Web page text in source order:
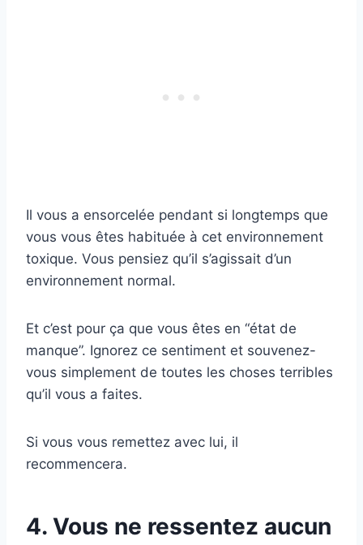
Il vous a ensorcelée pendant si longtemps que
vous vous êtes habituée à cet environnement
toxique. Vous pensiez qu’il s’agissait d’un
environnement normal.
Et c’est pour ça que vous êtes en “état de
manque”. Ignorez ce sentiment et souvenez-
vous simplement de toutes les choses terribles
qu’il vous a faites.
Si vous vous remettez avec lui, il
recommencera.
4. Vous ne ressentez aucun